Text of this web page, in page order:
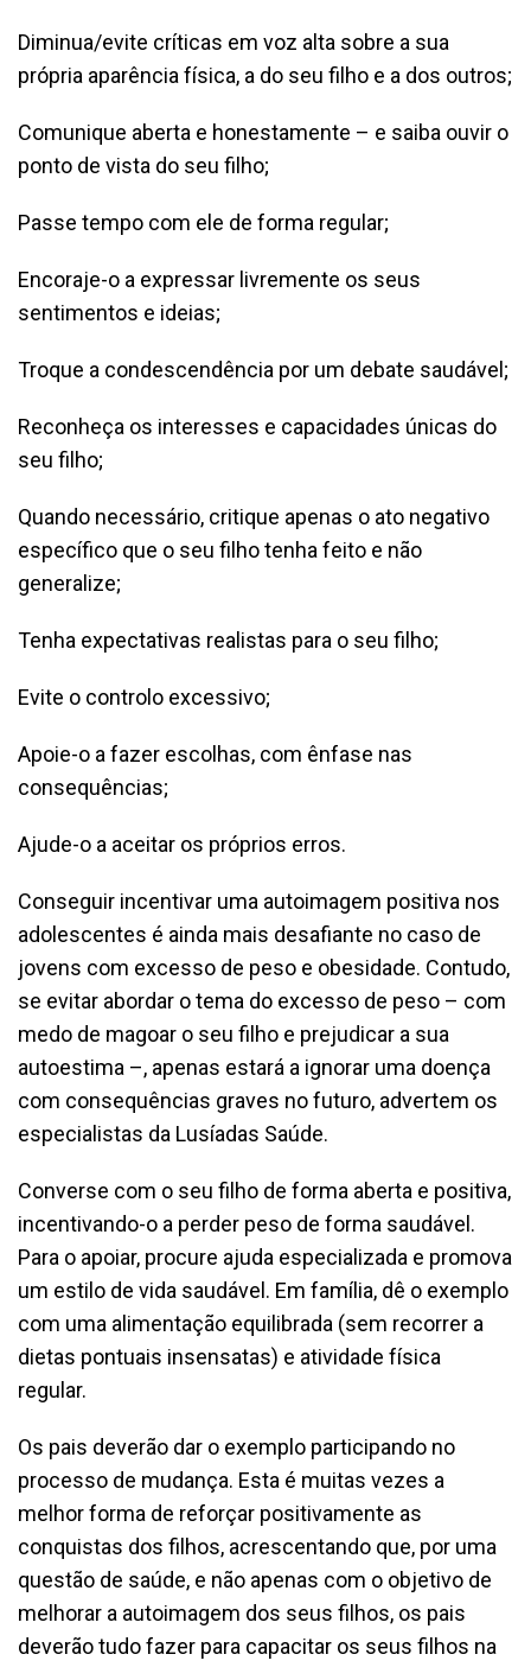
Diminua/evite críticas em voz alta sobre a sua
própria aparência física, a do seu filho e a dos outros;
Comunique aberta e honestamente – e saiba ouvir o
ponto de vista do seu filho;
Passe tempo com ele de forma regular;
Encoraje-o a expressar livremente os seus
sentimentos e ideias;
Troque a condescendência por um debate saudável;
Reconheça os interesses e capacidades únicas do
seu filho;
Quando necessário, critique apenas o ato negativo
específico que o seu filho tenha feito e não
generalize;
Tenha expectativas realistas para o seu filho;
Evite o controlo excessivo;
Apoie-o a fazer escolhas, com ênfase nas
consequências;
Ajude-o a aceitar os próprios erros.
Conseguir incentivar uma autoimagem positiva nos
adolescentes é ainda mais desafiante no caso de
jovens com excesso de peso e obesidade. Contudo,
se evitar abordar o tema do excesso de peso – com
medo de magoar o seu filho e prejudicar a sua
autoestima –, apenas estará a ignorar uma doença
com consequências graves no futuro, advertem os
especialistas da Lusíadas Saúde.
Converse com o seu filho de forma aberta e positiva,
incentivando-o a perder peso de forma saudável.
Para o apoiar, procure ajuda especializada e promova
um estilo de vida saudável. Em família, dê o exemplo
com uma alimentação equilibrada (sem recorrer a
dietas pontuais insensatas) e atividade física
regular.
Os pais deverão dar o exemplo participando no
processo de mudança. Esta é muitas vezes a
melhor forma de reforçar positivamente as
conquistas dos filhos, acrescentando que, por uma
questão de saúde, e não apenas com o objetivo de
melhorar a autoimagem dos seus filhos, os pais
deverão tudo fazer para capacitar os seus filhos na